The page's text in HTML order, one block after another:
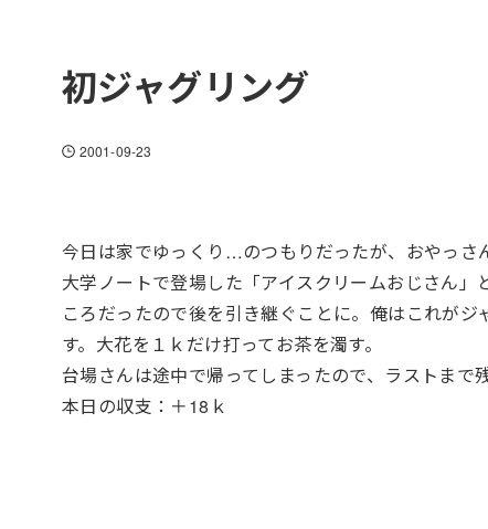
初ジャグリング
2001-09-23
今日は家でゆっくり…のつもりだったが、おやっさ
大学ノートで登場した「アイスクリームおじさん
ころだったので後を引き継ぐことに。俺はこれが
す。大花を１ｋだけ打ってお茶を濁す。
台場さんは途中で帰ってしまったので、ラストまで
本日の収支：＋18ｋ